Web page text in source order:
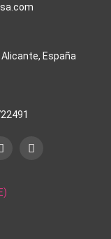
España